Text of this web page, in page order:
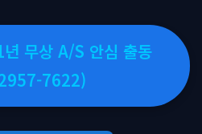
무상 A/S 안심 출동
7622)